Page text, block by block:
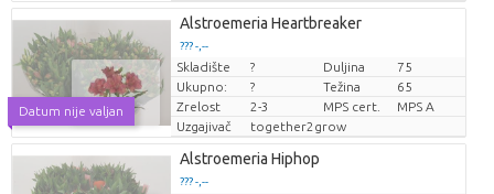
Datum nije valjan
Alstroemeria Heartbreaker
??? -,--
Cijena po komadu
Skladište ? Duljina
75
Ukupno:
? Težina
65
Zrelost
2-3 MPS cert.
MPS A
Uzgajivač
together2grow
Alstroemeria Hiphop
??? -,--